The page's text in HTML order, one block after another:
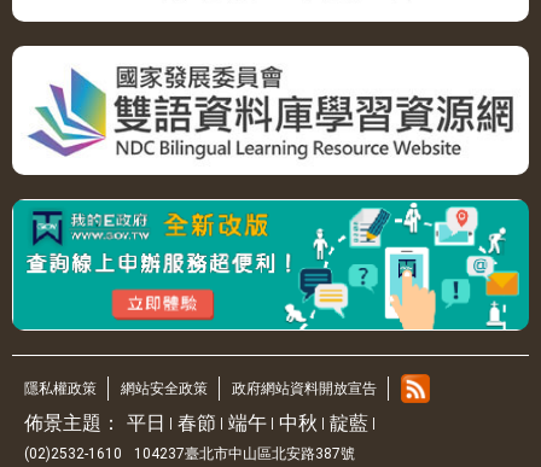
隱私權政策 網站安全政策 政府網站資料開放宣告
佈景主題： 平日 春節 端午 中秋 靛藍
(02)2532-1610 104237臺北市中山區北安路387號